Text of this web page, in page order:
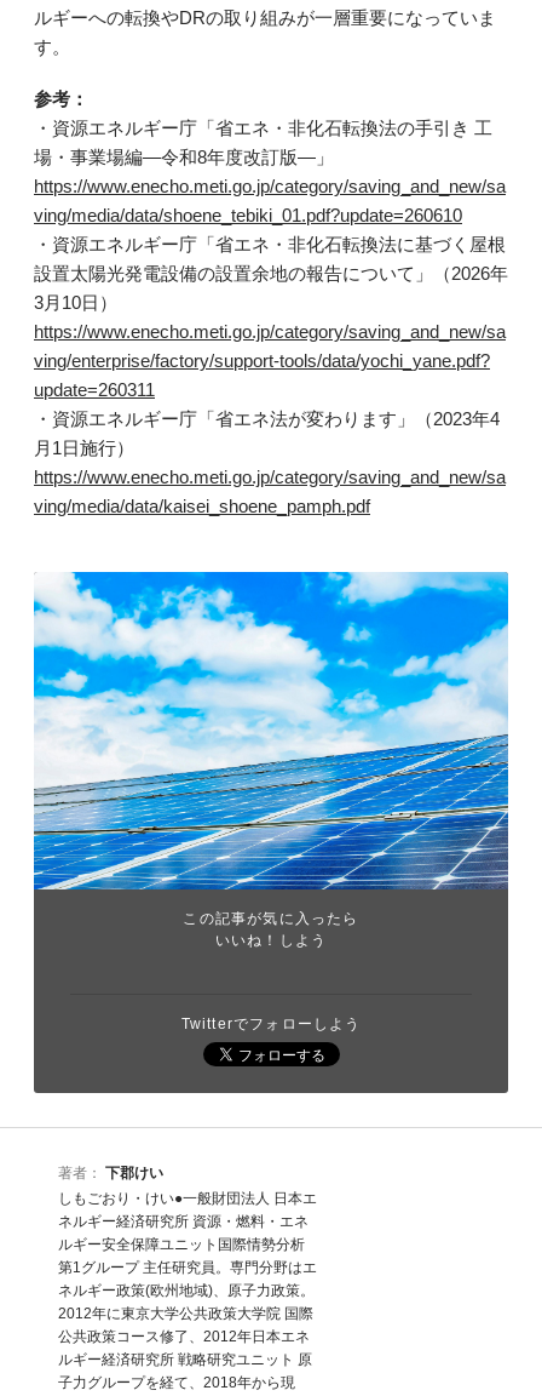
ルギーへの転換やDRの取り組みが一層重要になっていま
す。
参考：
・資源エネルギー庁「省エネ・非化石転換法の手引き 工
場・事業場編―令和8年度改訂版―」
https://www.enecho.meti.go.jp/category/saving_and_new/sa
ving/media/data/shoene_tebiki_01.pdf?update=260610
・資源エネルギー庁「省エネ・非化石転換法に基づく屋根
設置太陽光発電設備の設置余地の報告について」（2026年
3月10日）
https://www.enecho.meti.go.jp/category/saving_and_new/sa
ving/enterprise/factory/support-tools/data/yochi_yane.pdf?
update=260311
・資源エネルギー庁「省エネ法が変わります」（2023年4
月1日施行）
https://www.enecho.meti.go.jp/category/saving_and_new/sa
ving/media/data/kaisei_shoene_pamph.pdf
この記事が気に入ったら
いいね！しよう
Twitterでフォローしよう
著者： 下郡けい
しもごおり・けい●一般財団法人 日本エ
ネルギー経済研究所 資源・燃料・エネ
ルギー安全保障ユニット国際情勢分析
第1グループ 主任研究員。専門分野はエ
ネルギー政策(欧州地域)、原子力政策。
2012年に東京大学公共政策大学院 国際
公共政策コース修了、2012年日本エネ
ルギー経済研究所 戦略研究ユニット 原
子力グループを経て、2018年から現